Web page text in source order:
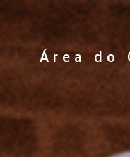
Área do